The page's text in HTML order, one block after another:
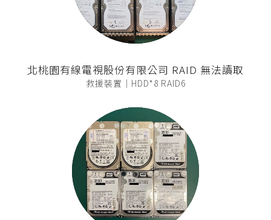
北桃園有線電視股份有限公司 RAID 無法讀取
救援裝置｜HDD*8 RAID6